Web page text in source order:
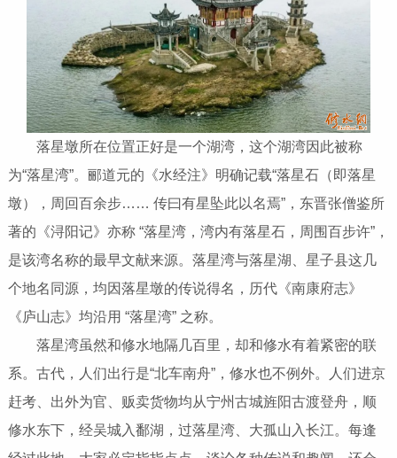
落星墩所在位置正好是一个湖湾，这个湖湾因此被称
为“落星湾”。郦道元的《水经注》明确记载“落星石（即落星
墩），周回百余步…… 传曰有星坠此以名焉”，东晋张僧鉴所
著的《浔阳记》亦称 “落星湾，湾内有落星石，周围百步许”，
是该湾名称的最早文献来源。落星湾与落星湖、星子县这几
个地名同源，均因落星墩的传说得名，历代《南康府志》
《庐山志》均沿用 “落星湾” 之称。
落星湾虽然和修水地隔几百里，却和修水有着紧密的联
系。古代，人们出行是“北车南舟”，修水也不例外。人们进京
赶考、出外为官、贩卖货物均从宁州古城旌阳古渡登舟，顺
修水东下，经吴城入鄱湖，过落星湾、大孤山入长江。每逢